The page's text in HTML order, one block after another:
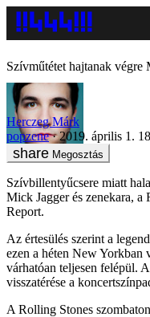
Szívműtétet hajtanak végre
Herczeg Márk
popzene
2019. április 1.
Megosztás
Szívbillentyűcsere miatt
Mick Jagger és zenekara, a
Report.
Az értesülés szerint a
ezen a héten New Yorkban
várhatóan teljesen felépül.
visszatérése a
A Rolling Stones